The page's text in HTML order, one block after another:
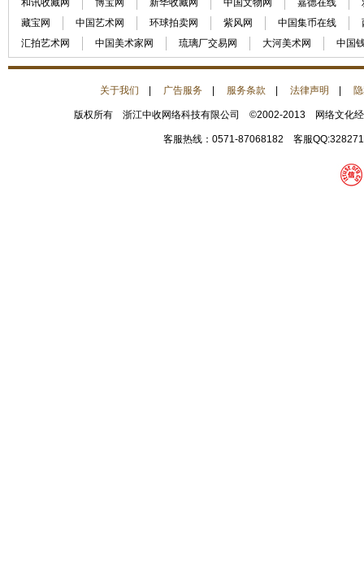
和讯收藏网 博宝网 新华收藏网 中国文物网 嘉德在线
藏宝网
中国艺术网 环球拍卖网 紫风网 中国集币在线
汇拍艺术网
中国美术家网 琉璃厂交易网 大河美术网 中国
关于我们 广告服务 服务条款 法律声明
版权所有 浙江中收网络科技有限公司 ©2002-2013 网络文化经
客服热线：0571-87068182 客服